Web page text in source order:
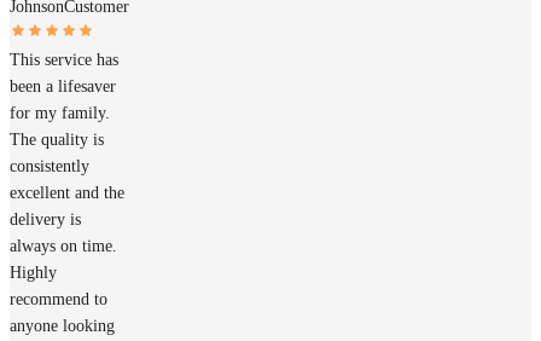
JohnsonCustomer
This service has
been a lifesaver
for my family.
The quality is
consistently
excellent and the
delivery is
always on time.
Highly
recommend to
anyone looking